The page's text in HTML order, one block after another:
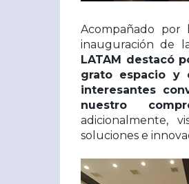
Acompañado por
inauguración de
LATAM destacó
grato espacio y
interesantes
nuestro
adicionalmente,
soluciones e